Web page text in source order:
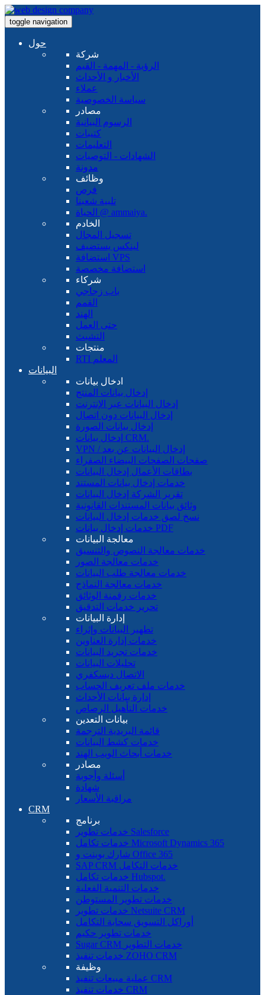
toggle navigation
حول
شركة
الرؤية - المهمة - القيم
الأخبار و الأحداث
عملاء
سياسة الخصوصية
مصادر
الرسوم البيانية
كتيبات
التعليمات
الشهادات - التوصيات
مدونة
وظائف
فرص
تلبية شعبنا
الحياة @ ammaiya.
الخادم
تسجيل المجال
لينكس يستضيف
استضافة VPS
استضافة مخصصة
شركاء
باب زجاجي
القمم
الهند
حتى العمل
التشبث
منتجات
RTI المعلم
البيانات
ادخال بيانات
إدخال بيانات المنتج
إدخال البيانات عبر الإنترنت
إدخال البيانات دون اتصال
إدخال بيانات الصورة
إدخال بيانات CRM.
VPN / إدخال البيانات عن بعد
صفحات الصفحات البيضاء الصفراء
بطاقات الأعمال إدخال البيانات
خدمات إدخال بيانات المستند
تقرير الشركة إدخال البيانات
وثائق بيانات المستندات القانونية
نسخ لصق خدمات إدخال البيانات
خدمات إدخال بيانات PDF
معالجة البيانات
خدمات معالجة النصوص والتنسيق
خدمات معالجة الصور
خدمات معالجة طلب البيانات
خدمات معالجة النماذج
خدمات رقمنة الوثائق
تحرير خدمات التدقيق
إدارة البيانات
تطهير البيانات وإثراء
خدمات إدارة العناوين
خدمات تجريد البيانات
تحليلات البيانات
الاتصال ديسكفري
خدمات ملف تعريف الحساب
إدارة بيانات الأحداث
خدمات التأهيل الرصاص
بيانات التعدين
قائمة البريدية الترجمة
خدمات كشط البيانات
خدمات أبحاث الويب الهند
مصادر
أسئلة وأجوبة
شهادة
مراقبة الأسعار
CRM
برنامج
خدمات تطوير Salesforce
خدمات تكامل Microsoft Dynamics 365
شارك بوينت و Office 365
SAP CRM خدمات التكامل
خدمات تكامل Hubspot.
خدمات التنمية الفعلية
خدمات تطوير المستوطن
خدمات تطوير Netsuite CRM
أوراكل التسويق سحابة التكامل
خدمات تطوير حكيم
Sugar CRM خدمات التطوير
خدمات تنفيذ ZOHO CRM
وظيفة
عملية مبيعات تنفيذ CRM
خدمات تنفيذ CRM